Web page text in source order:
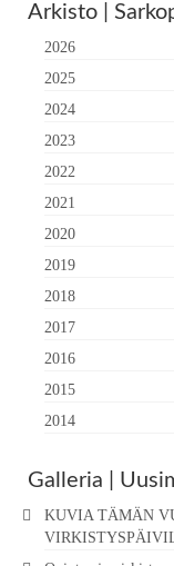
Arkisto |
2026
2025
2024
2023
2022
2021
2020
2019
2018
2017
2016
2015
2014
Galleria |
KUVIA TÄMÄN